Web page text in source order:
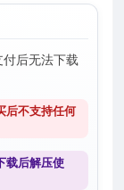
付后无法下载
后不支持任何
载后解压使